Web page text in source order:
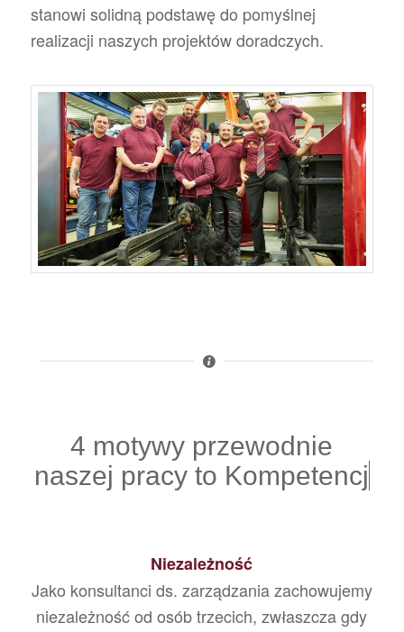
stanowi solidną podstawę do pomyślnej
realizacji naszych projektów doradczych.
4 motywy przewodnie
naszej pracy to
Niezależność
Jako konsultanci ds. zarządzania zachowujemy